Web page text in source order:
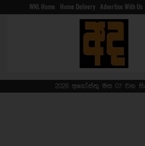
WNL Home Home Delivery Advertise With Us
2026 අගෝස්තු මස 07 වන